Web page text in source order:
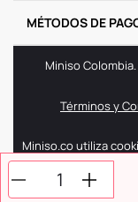
MÉTODOS DE
Miniso
Términos y
Miniso.co utiliza
navegación. Si
nuestra politica de